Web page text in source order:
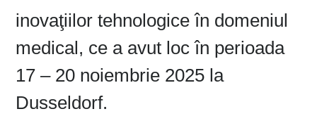
inovaţiilor tehnologice în domeniul
medical, ce a avut loc în perioada
17 – 20 noiembrie 2025 la
Dusseldorf.